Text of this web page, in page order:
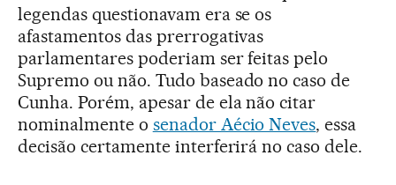
legendas questionavam era se os
afastamentos das prerrogativas
parlamentares poderiam ser feitas pelo
Supremo ou não. Tudo baseado no caso de
Cunha. Porém, apesar de ela não citar
nominalmente o senador Aécio Neves, essa
decisão certamente interferirá no caso dele.